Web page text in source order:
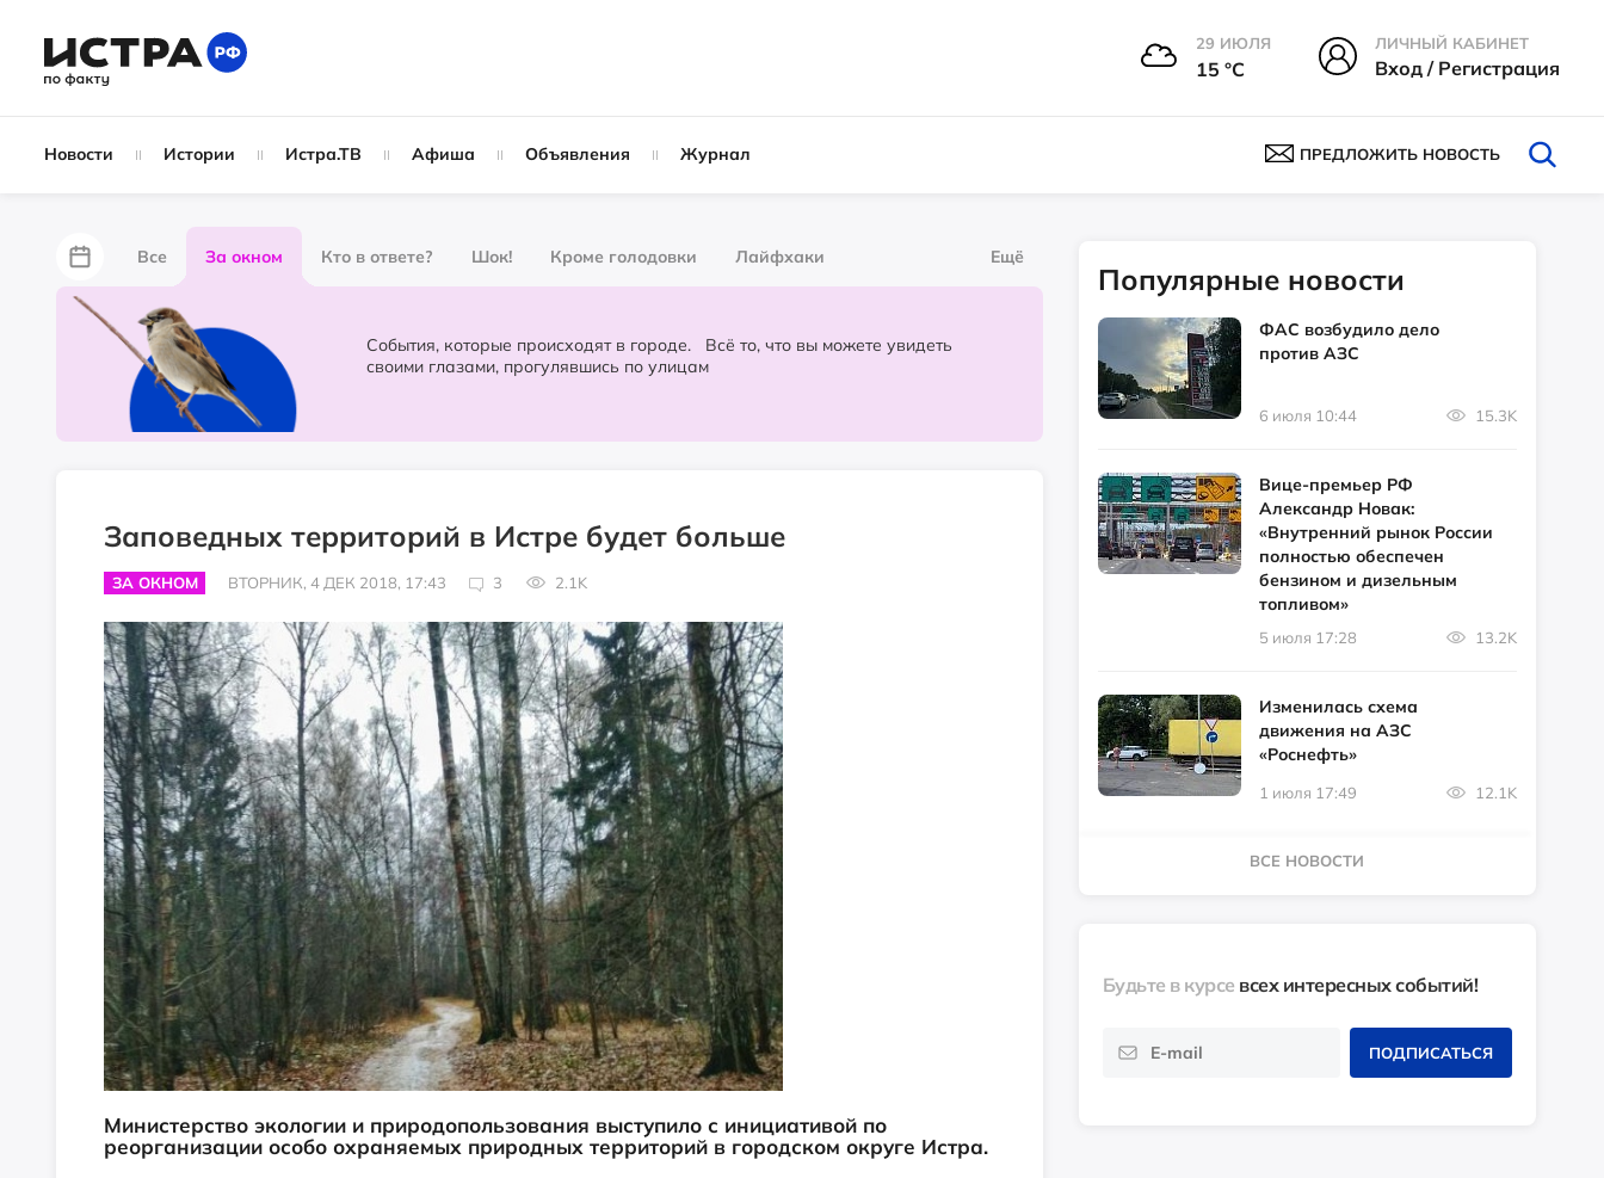
29 ИЮЛЯ
15 °С
ЛИЧНЫЙ КАБИНЕТ
Вход / Регистрация
Новости Истории Истра.ТВ Афиша Объявления Журнал ПРЕДЛОЖИТЬ НОВОСТЬ
Все За окном Кто в ответе? Шок! Кроме голодовки Лайфхаки
За забором
Партнёрский материал Народные новости Слухи
Ещё
События, которые происходят в городе. Всё то, что вы можете увидеть
своими глазами, прогулявшись по улицам
Заповедных территорий в Истре будет больше
ЗА ОКНОМ ВТОРНИК, 4 ДЕК 2018, 17:43 3 2.1K
Министерство экологии и природопользования выступило с инициативой по
реорганизации особо охраняемых природных территорий в городском округе Истра.
Популярные новости
ФАС возбудило дело
против АЗС
6 июля 10:44 15.3K
Вице-премьер РФ
Александр Новак:
«Внутренний рынок России
полностью обеспечен
бензином и дизельным
топливом»
5 июля 17:28 13.2K
Изменилась схема
движения на АЗС
«Роснефть»
1 июля 17:49 12.1K
ВСЕ НОВОСТИ
Будьте в курсе всех интересных событий!
ПОДПИСАТЬСЯ